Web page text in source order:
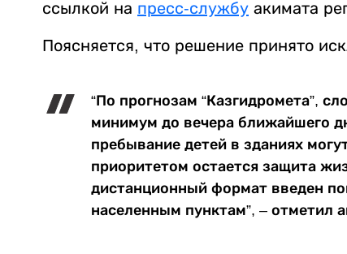
ссылкой на пресс-службу акимата
Поясняется, что решение принято
“По прогнозам “Казгидромета”,
минимум до вечера ближайшего
пребывание детей в зданиях
приоритетом остается защита
дистанционный формат введен
населенным пунктам”, – отметил